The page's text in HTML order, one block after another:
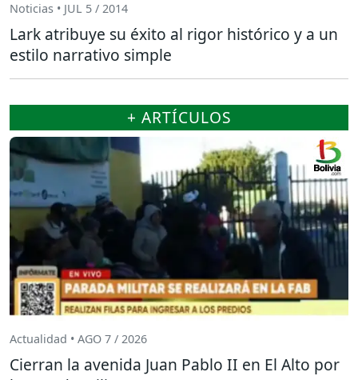
Noticias • JUL 5 / 2014
Lark atribuye su éxito al rigor histórico y a un
estilo narrativo simple
+ ARTÍCULOS
Actualidad • AGO 7 / 2026
Cierran la avenida Juan Pablo II en El Alto por